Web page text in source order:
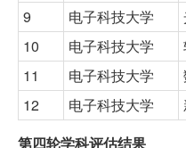
9
电子科技大学
10
电子科技大学
11
电子科技大学
12
电子科技大学
第四轮学科评估结果